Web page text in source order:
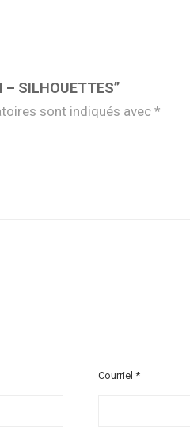
– SILHOUETTES”
sont indiqués avec *
Courriel*